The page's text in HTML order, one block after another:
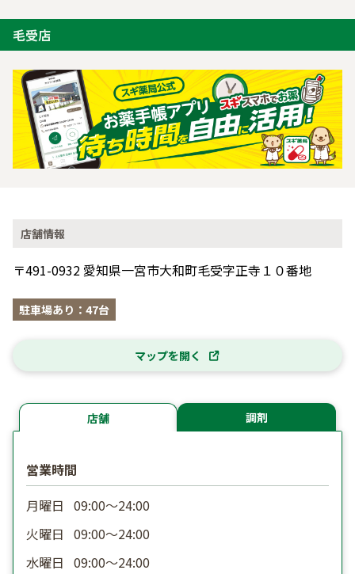
毛受店
店舗情報
〒491-0932 愛知県一宮市大和町毛受字正寺１０番地
駐車場あり：47台
マップを開く
店舗 調剤
営業時間
月曜日 09:00〜24:00
火曜日 09:00〜24:00
水曜日 09:00〜24:00